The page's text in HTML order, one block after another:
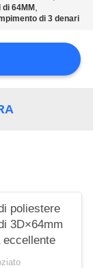
64MM ,
di 3 denari
poliestere
3D×64mm
eccellente